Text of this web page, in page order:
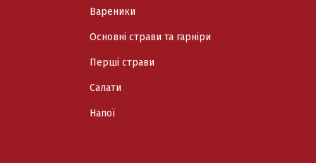
Вареники
Основні страви та гарніри
Перші страви
Cалати
Напої